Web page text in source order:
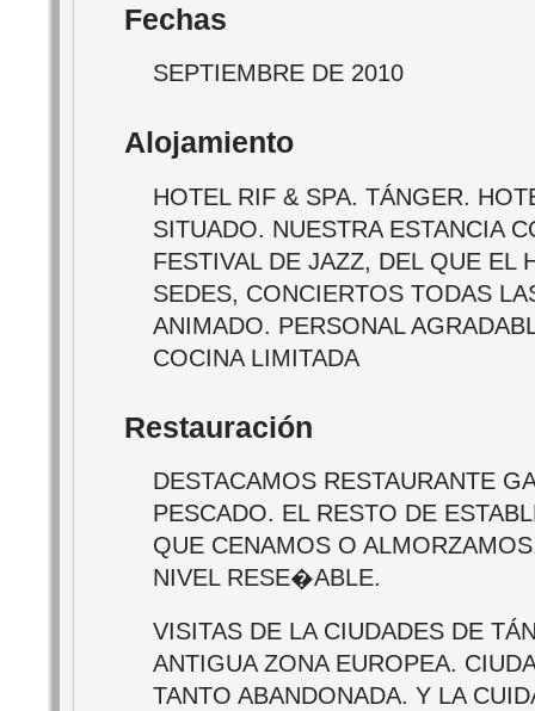
Fechas
SEPTIEMBRE DE 2010
Alojamiento
HOTEL RIF & SPA. TÁNGER.
SITUADO. NUESTRA ESTANCIA
FESTIVAL DE JAZZ, DEL QUE EL
SEDES, CONCIERTOS TODAS
ANIMADO. PERSONAL
COCINA LIMITADA
Restauración
DESTACAMOS RESTAURANTE
PESCADO. EL RESTO DE
QUE CENAMOS O
NIVEL RESE�ABLE.
VISITAS DE LA CIUDADES DE
ANTIGUA ZONA EUROPEA.
TANTO ABANDONADA. Y LA